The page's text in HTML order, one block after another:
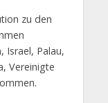
zu den
Israel, Palau,
Vereinigte